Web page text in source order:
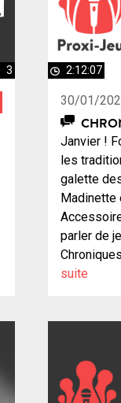
3 2:12:07
30/01/
Janvier !
les
galette
Madinette
parler de
suite